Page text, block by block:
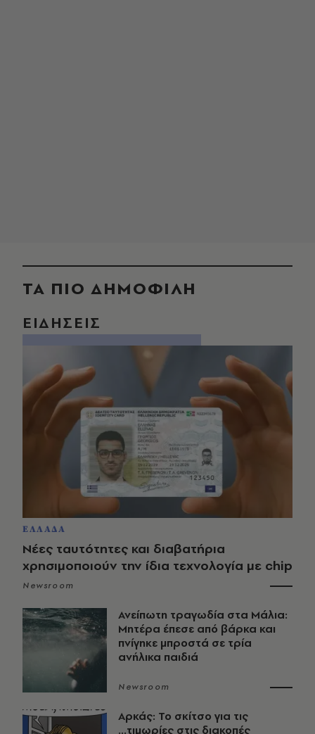
ΤΑ ΠΙΟ ΔΗΜΟΦΙΛΗ
ΕΙΔΗΣΕΙΣ
ΕΛΛΑΔΑ
Νέες ταυτότητες και διαβατήρια
χρησιμοποιούν την ίδια τεχνολογία με chip
Newsroom
Ανείπωτη τραγωδία στα Μάλια:
Μητέρα έπεσε από βάρκα και
πνίγηκε μπροστά σε τρία
ανήλικα παιδιά
Newsroom
Αρκάς: Το σκίτσο για τις
...τιμωρίες στις διακοπές